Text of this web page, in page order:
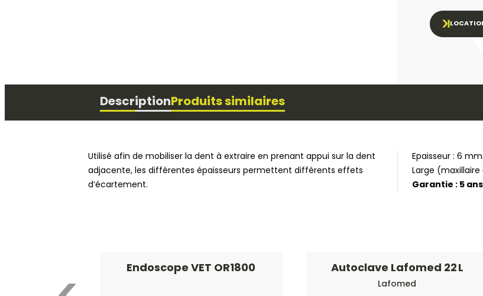
Description Produits similaires
Utilisé afin de mobiliser la dent à extraire en prenant appui sur la dent
adjacente, les différentes épaisseurs permettent différents effets
d’écartement.
Epaisseur : 6 mm.
Large
Garantie : 5
Endoscope VET OR1800 Autoclave Lafomed 22 L
Lafomed